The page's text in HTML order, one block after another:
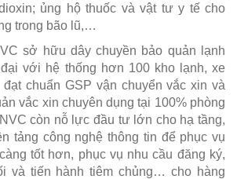
ủng hộ thuốc và vật tư y tế cho
trong bão lũ,…
sở hữu dây chuyền bảo quản lạnh
với hệ thống hơn 100 kho lạnh, xe
đạt chuẩn GSP vận chuyển vắc xin và
vắc xin chuyên dụng tại 100% phòng
còn nỗ lực đầu tư lớn cho hạ tầng,
tảng công nghệ thông tin để phục vụ
tốt hơn, phục vụ nhu cầu đăng ký,
và tiến hành tiêm chủng… cho hàng